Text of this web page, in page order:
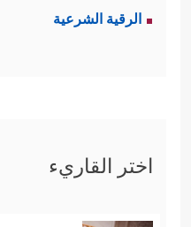
الرقية الشرعية
اختر القاريء